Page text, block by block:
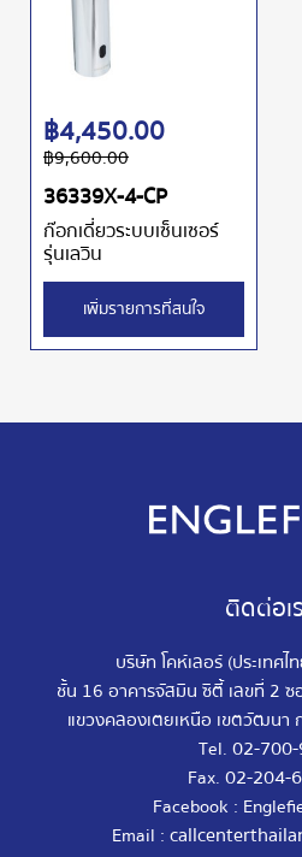
36339X-4-CP
ก๊อกเดี่ยวระบบเซ็นเซอร์
รุ่นเลวิน
฿9,600.00
฿4,450.00
เพิ่มรายการที่สนใจ
ติดต่อเ
บริษัท โคห์เลอร์ (ประเทศ
ชั้น 16 อาคารจัสมิน ซิตี้ เลขที่ 2
แขวงคลองเตยเหนือ เขตวัฒนา
Tel. 02-
Fax. 02-204-
Facebook :
Email :